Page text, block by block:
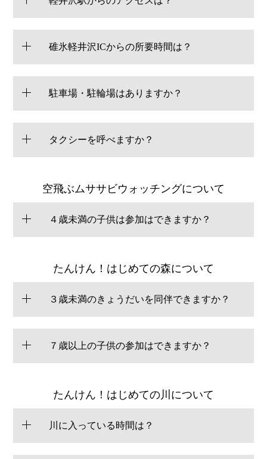
碓氷軽井沢ICからの所要時間は？
駐車場・駐輪場はありますか？
タクシーを呼べますか？
空飛ぶムササビウォッチングについて
４歳未満の子供は参加はできますか？
たんけん！はじめての森について
３歳未満のきょうだいを同伴できますか？
７歳以上の子供の参加はできますか？
たんけん！はじめての川について
川に入っている時間は？